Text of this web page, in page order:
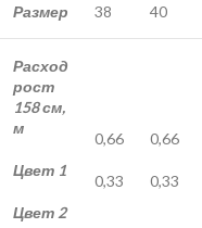
Размер 38 40
Расход
рост
158 см,
м
Цвет 1
Цвет 2
0,66
0,33
0,66
0,33